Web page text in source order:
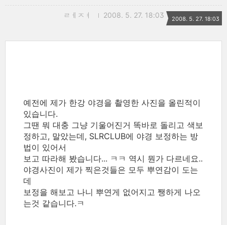
ㄹㅔㅈㅕ 2008. 5. 27. 18:03 2008. 5. 27. 18:03
예전에 제가 한강 야경을 촬영한 사진을 올린적이
있습니다.
그땐 뭐 대충 그냥 기울어진거 똑바로 돌리고 색보
정하고, 말았는데, SLRCLUB에 야경 보정하는 방
법이 있어서
보고 따라해 봤습니다... ㅋㅋ 역시 뭔가 다르네요..
야경사진이 제가 찍은것들은 모두 뿌연감이 도는
데
보정을 해보고 나니 뿌연게 없어지고 쨍하게 나오
는것 같습니다.ㅋ